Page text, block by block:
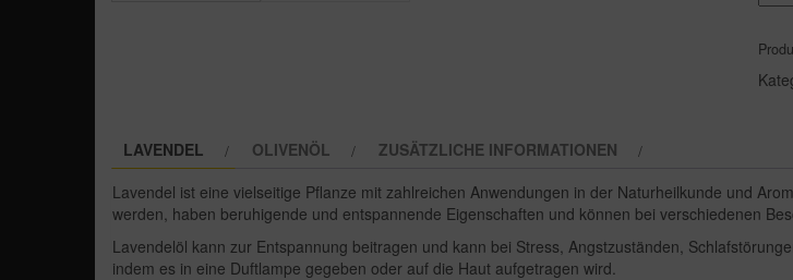
LAVENDEL OLIVENÖL
ZUSÄTZLICHE INFORMATIONEN
Lavendel ist eine vielseitige Pflanze mit zahlreichen Anwendungen in der Naturheilkunde und
werden, haben beruhigende und entspannende Eigenschaften und können bei verschiedenen
Lavendelöl kann zur Entspannung beitragen und kann bei Stress, Angstzuständen,
indem es in eine Duftlampe gegeben oder auf die Haut aufgetragen wird.